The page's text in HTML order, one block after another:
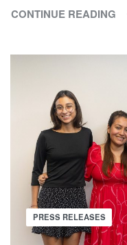
CONTINUE READING
PRESS RELEASES